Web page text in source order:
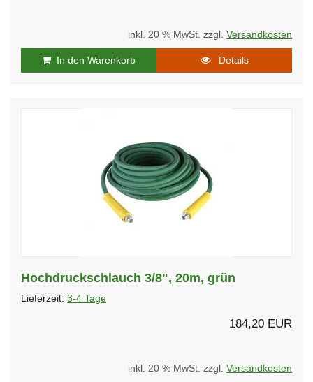
inkl. 20 % MwSt. zzgl. Versandkosten
In den Warenkorb Details
Hochdruckschlauch 3/8", 20m, grün
Lieferzeit: 3-4 Tage
184,20 EUR
inkl. 20 % MwSt. zzgl. Versandkosten